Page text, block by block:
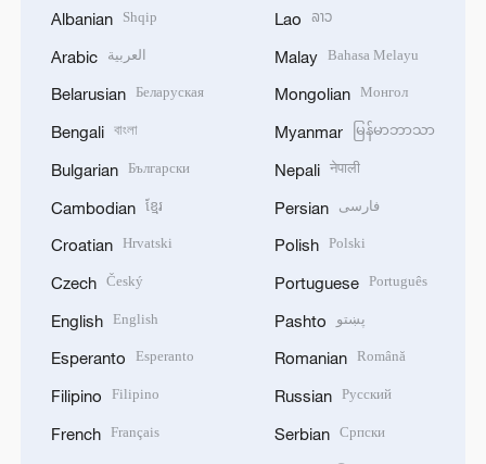
Albanian Shqip
Arabic العربية
Belarusian Беларуская
Bengali বাংলা
Bulgarian Български
Cambodian ខ្មែរ
Croatian Hrvatski
Czech Český
English English
Esperanto Esperanto
Filipino Filipino
French Français
Lao ລາວ
Malay Bahasa Melayu
Mongolian Монгол
Myanmar မြန်မာဘာသာ
Nepali नेपाली
Persian فارسی
Polish Polski
Portuguese Português
Pashto پښتو
Romanian Română
Russian Русский
Serbian Српски